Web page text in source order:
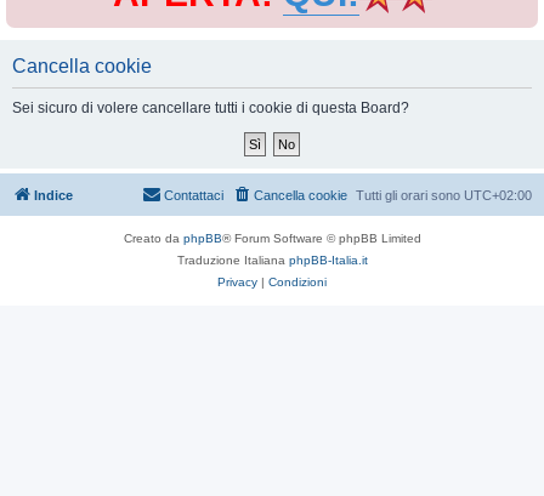
Cancella cookie
Sei sicuro di volere cancellare tutti i cookie di questa Board?
Indice Tutti gli orari sono UTC+02:00
Cancella cookie
Contattaci
Creato da phpBB® Forum Software © phpBB Limited
Traduzione Italiana phpBB-Italia.it
Privacy | Condizioni